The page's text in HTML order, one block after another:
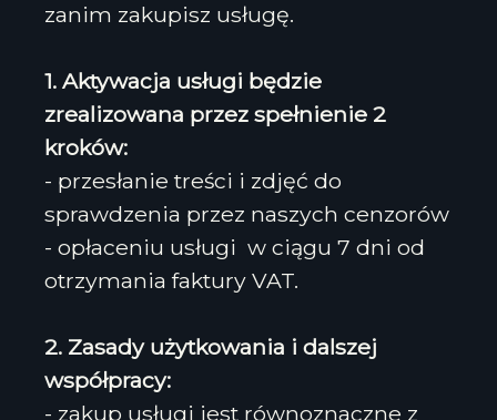
zanim zakupisz usługę.
1. Aktywacja usługi będzie
zrealizowana przez spełnienie 2
kroków:
- przesłanie treści i zdjęć do
sprawdzenia przez naszych cenzorów
- opłaceniu usługi w ciągu 7 dni od
otrzymania faktury VAT.
2. Zasady użytkowania i dalszej
współpracy:
- zakup usługi jest równoznaczne z